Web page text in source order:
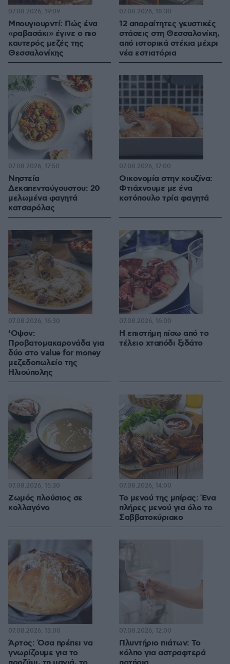
Μπουγιουρντί: Πώς ένα
«ραβασάκι» έγινε ο πιο
καυτερός μεζές της
Θεσσαλονίκης
07.08.2026, 19:09
12 απαραίτητες γευστικές
στάσεις στη Θεσσαλονίκη,
από ιστορικά στέκια μέχρι
νέα εστιατόρια
07.08.2026, 18:30
Νηστεία
Δεκαπενταύγουστου: 20
μελωμένα φαγητά
κατσαρόλας
07.08.2026, 17:50
Οικονομία στην κουζίνα:
Φτιάχνουμε με ένα
κοτόπουλο τρία φαγητά
07.08.2026, 17:00
‘Οψον:
Προβατομακαρονάδα για
δύο στο value for money
μεζεδοπωλείο της
Ηλιούπολης
07.08.2026, 16:30
Η επιστήμη πίσω από το
τέλειο χταπόδι ξιδάτο
07.08.2026, 16:00
Ζωμός πλούσιος σε
κολλαγόνο
07.08.2026, 15:30
Το μενού της μπίρας: Ένα
πλήρες μενού για όλο το
Σαββατοκύριακο
07.08.2026, 14:00
Άρτος: Όσα πρέπει να
γνωρίζουμε για το
07.08.2026, 13:00
Πλυντήριο πιάτων: Το
κόλπο για αστραφτερά
07.08.2026, 12:00